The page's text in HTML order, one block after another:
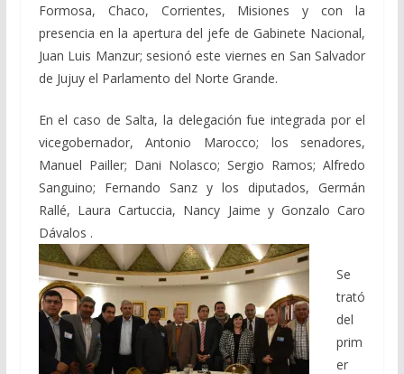
Formosa, Chaco, Corrientes, Misiones y con la
presencia en la apertura del jefe de Gabinete Nacional,
Juan Luis Manzur; sesionó este viernes en San Salvador
de Jujuy el Parlamento del Norte Grande.
En el caso de Salta, la delegación fue integrada por el
vicegobernador, Antonio Marocco; los senadores,
Manuel Pailler; Dani Nolasco; Sergio Ramos; Alfredo
Sanguino; Fernando Sanz y los diputados, Germán
Rallé, Laura Cartuccia, Nancy Jaime y Gonzalo Caro
Dávalos .
Se
trató
del
prim
er